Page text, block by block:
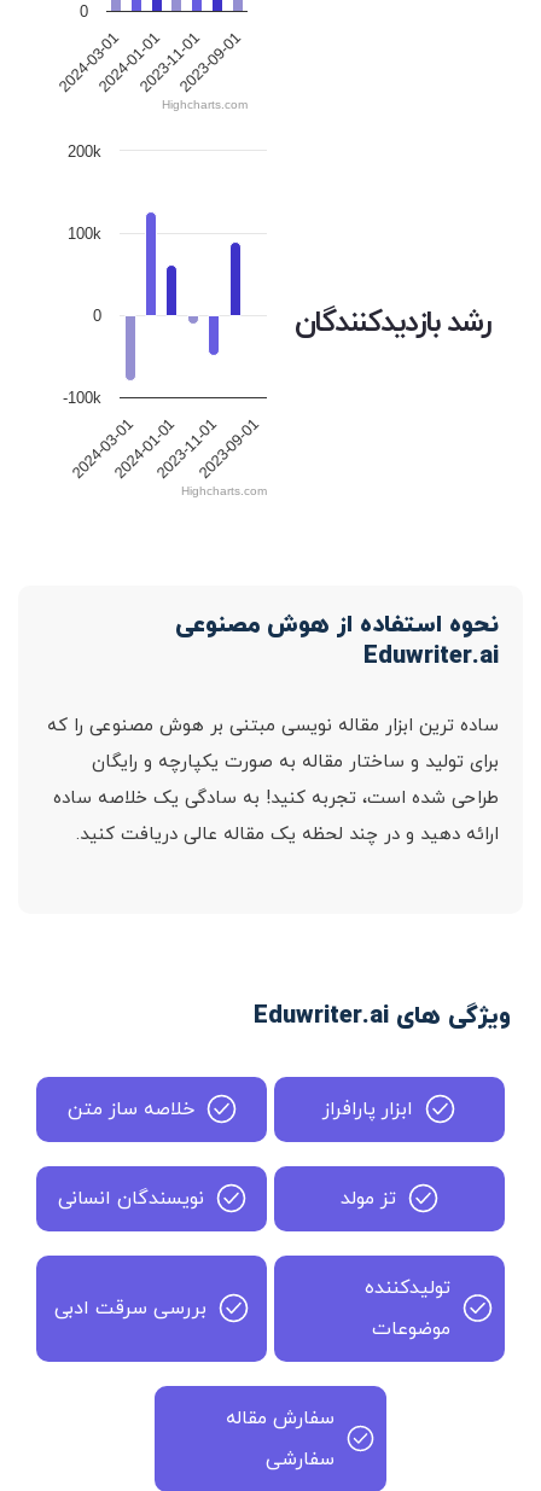
2024-03-012024-01-012023-11-012023-09-01
0
Highcharts.com
رشد بازدیدکنندگان
2024-03-012024-01-012023-11-012023-09-01
-100k
0
100k
200k
Highcharts.com
نحوه استفاده از هوش مصنوعی
Eduwriter.ai
ساده ترین ابزار مقاله نویسی مبتنی بر هوش مصنوعی را که
برای تولید و ساختار مقاله به صورت یکپارچه و رایگان
طراحی شده است، تجربه کنید! به سادگی یک خلاصه ساده
ارائه دهید و در چند لحظه یک مقاله عالی دریافت کنید.
ویژگی های Eduwriter.ai
ابزار پارافراز خلاصه ساز متن
تز مولد نویسندگان انسانی
تولیدکننده
موضوعات
بررسی سرقت ادبی
سفارش مقاله
سفارشی